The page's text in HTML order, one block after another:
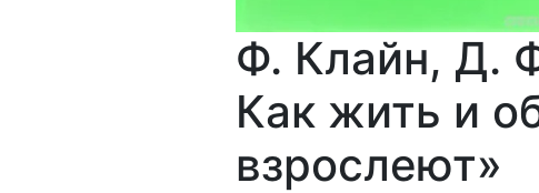
Ф. Клайн, Д.
Как жить и
взрослеют»